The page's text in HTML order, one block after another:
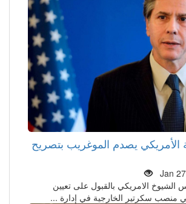
الأمريكي يصدم الموغريب بتصريح
Jan
الامريكي بالقبول على تعيين
منصب سكرتير الخارجية في إدارة ...